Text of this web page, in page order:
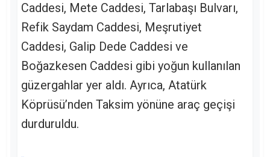
Caddesi, Mete Caddesi, Tarlabaşı Bulvarı,
Refik Saydam Caddesi, Meşrutiyet
Caddesi, Galip Dede Caddesi ve
Boğazkesen Caddesi gibi yoğun kullanılan
güzergahlar yer aldı. Ayrıca, Atatürk
Köprüsü’nden Taksim yönüne araç geçişi
durduruldu.